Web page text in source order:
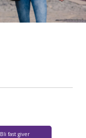
Bli fast giver